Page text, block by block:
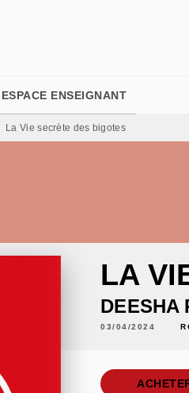
ESPACE ENSEIGNANT
La Vie secrète des bigotes
LA
DEESHA
03/04/2024